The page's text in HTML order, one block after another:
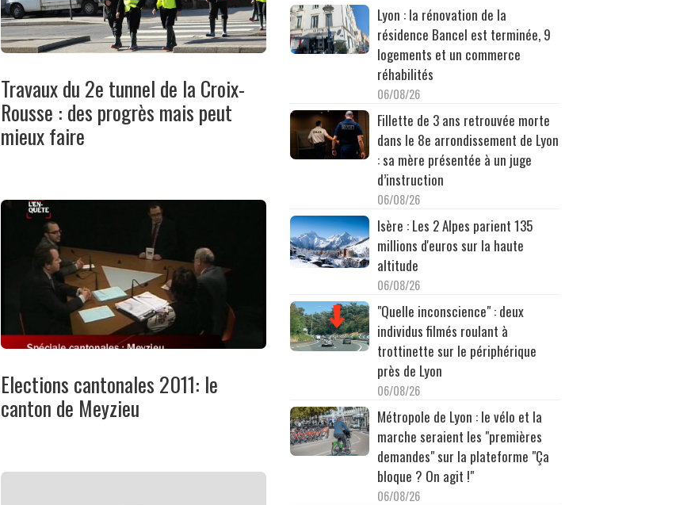
Travaux du 2e tunnel de la Croix-
Rousse : des progrès mais peut
mieux faire
Elections cantonales 2011: le
canton de Meyzieu
Lyon : la rénovation de la
résidence Bancel est terminée, 9
logements et un commerce
réhabilités
06/08/26
Fillette de 3 ans retrouvée morte
dans le 8e arrondissement de Lyon
: sa mère présentée à un juge
d’instruction
06/08/26
Isère : Les 2 Alpes parient 135
millions d'euros sur la haute
altitude
06/08/26
"Quelle inconscience" : deux
individus filmés roulant à
trottinette sur le périphérique
près de Lyon
06/08/26
Métropole de Lyon : le vélo et la
marche seraient les "premières
demandes" sur la plateforme "Ça
bloque ? On agit !"
06/08/26